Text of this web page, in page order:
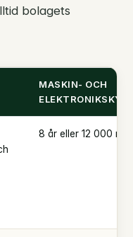
bolagets
MASKIN- OCH
8 år eller 12 000 mil